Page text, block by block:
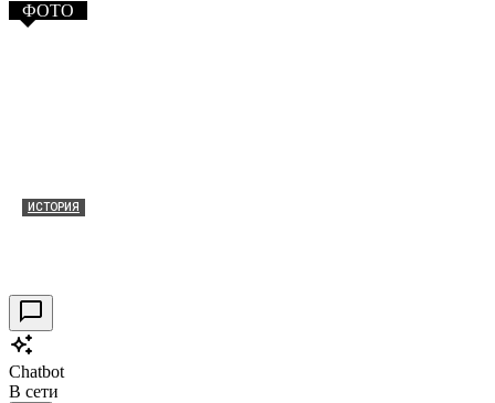
ФОТО
ИСТОРИЯ
Chatbot
В сети